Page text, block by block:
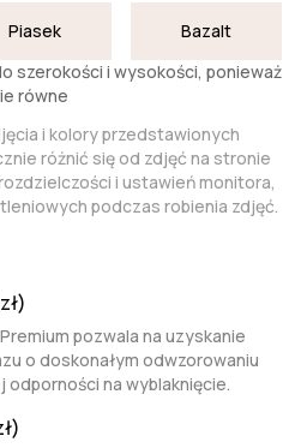
Piasek
Bazalt
szerokości i wysokości, ponieważ
równe
i kolory przedstawionych
różnić się od zdjęć na stronie
i ustawień monitora,
podczas robienia zdjęć.
zł)
pozwala na uzyskanie
o doskonałym odwzorowaniu
odporności na wyblaknięcie.